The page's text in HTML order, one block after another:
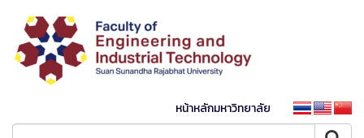
หน้าหลักมหาวิทยาลัย